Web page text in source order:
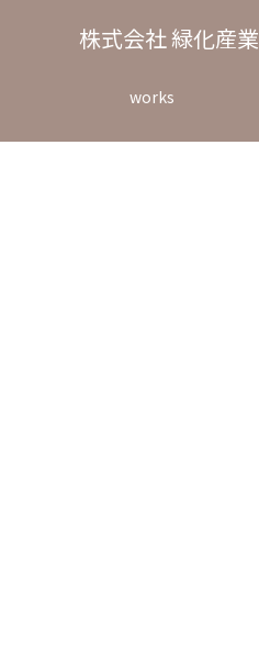
株式会社 緑化産業
works